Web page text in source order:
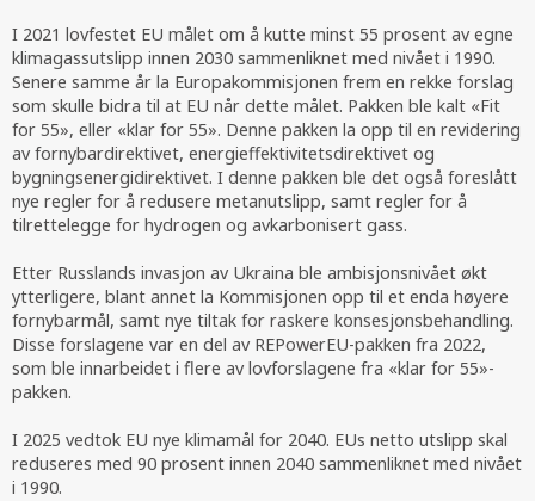
I 2021 lovfestet EU målet om å kutte minst 55 prosent av egne
klimagassutslipp innen 2030 sammenliknet med nivået i 1990.
Senere samme år la Europakommisjonen frem en rekke forslag
som skulle bidra til at EU når dette målet. Pakken ble kalt «Fit
for 55», eller «klar for 55». Denne pakken la opp til en revidering
av fornybardirektivet, energieffektivitetsdirektivet og
bygningsenergidirektivet. I denne pakken ble det også foreslått
nye regler for å redusere metanutslipp, samt regler for å
tilrettelegge for hydrogen og avkarbonisert gass.
Etter Russlands invasjon av Ukraina ble ambisjonsnivået økt
ytterligere, blant annet la Kommisjonen opp til et enda høyere
fornybarmål, samt nye tiltak for raskere konsesjonsbehandling.
Disse forslagene var en del av REPowerEU-pakken fra 2022,
som ble innarbeidet i flere av lovforslagene fra «klar for 55»-
pakken.
I 2025 vedtok EU nye klimamål for 2040. EUs netto utslipp skal
reduseres med 90 prosent innen 2040 sammenliknet med nivået
i 1990.